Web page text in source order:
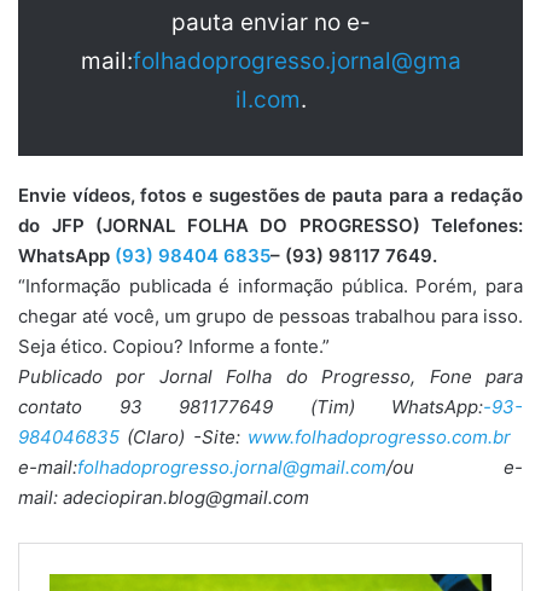
pauta enviar no e-
mail:folhadoprogresso.jornal@gma
il.com.
Envie vídeos, fotos e sugestões de pauta para a redação
do JFP (JORNAL FOLHA DO PROGRESSO) Telefones:
WhatsApp (93) 98404 6835– (93) 98117 7649.
“Informação publicada é informação pública. Porém, para
chegar até você, um grupo de pessoas trabalhou para isso.
Seja ético. Copiou? Informe a fonte.”
Publicado por Jornal Folha do Progresso, Fone para
contato 93 981177649 (Tim) WhatsApp:-93-
984046835 (Claro) -Site: www.folhadoprogresso.com.br
e-mail:folhadoprogresso.jornal@gmail.com/ou e-
mail: adeciopiran.blog@gmail.com